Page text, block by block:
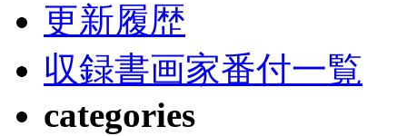
更新履歴
収録書画家番付一覧
categories